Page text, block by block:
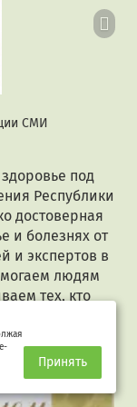
под
Республики
достоверная
и болезнях от
и экспертов в
людям
тех, кто
Принять